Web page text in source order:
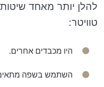
להלן יותר מאחד שיטות
טוויטר:
היו מכבדים אחרים.
השתמש בשפה